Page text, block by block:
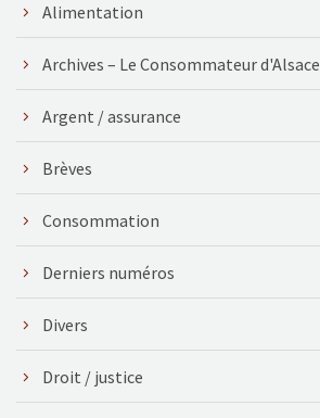
Alimentation
Archives – Le Consommateur d'Alsace
Argent / assurance
Brèves
Consommation
Derniers numéros
Divers
Droit / justice